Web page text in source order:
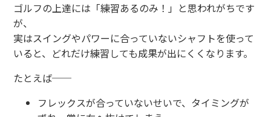
ゴルフの上達には「練習あるのみ！」と思われがちです
が、
実はスイングやパワーに合っていないシャフトを使って
いると、どれだけ練習しても成果が出にくくなります。
たとえば──
フレックスが合っていないせいで、タイミングが